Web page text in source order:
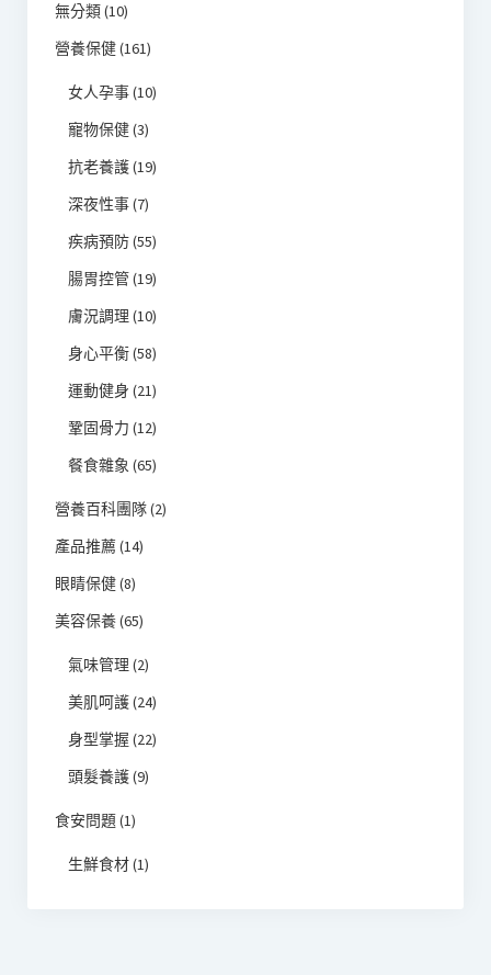
無分類(10)
營養保健(161)
女人孕事(10)
寵物保健(3)
抗老養護(19)
深夜性事(7)
疾病預防(55)
腸胃控管(19)
膚況調理 (10)
身心平衡(58)
運動健身 (21)
鞏固骨力 (12)
餐食雜象 (65)
營養百科團隊(2)
產品推薦(14)
眼睛保健(8)
美容保養(65)
氣味管理 (2)
美肌呵護(24)
身型掌握 (22)
頭髮養護(9)
食安問題(1)
生鮮食材(1)